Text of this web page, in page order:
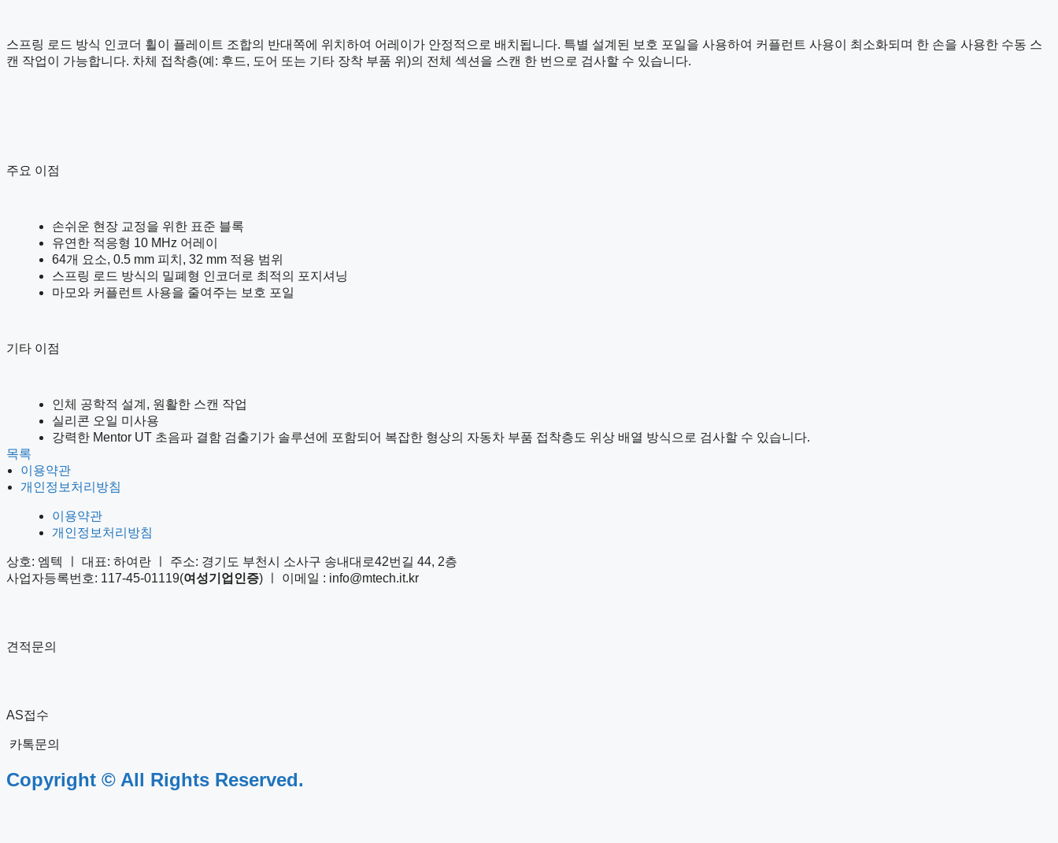
스프링 로드 방식 인코더 휠이 플레이트 조합의 반대쪽에 위치하여 어레이가 안정적으로 배치됩니다. 특별 설계된 보호 포일을 사용하여 커플런트 사용이 최소화되며 한 손을 사용한 수동 스
캔 작업이 가능합니다. 차체 접착층(예: 후드, 도어 또는 기타 장착 부품 위)의 전체 섹션을 스캔 한 번으로 검사할 수 있습니다.
주요 이점
손쉬운 현장 교정을 위한 표준 블록
유연한 적응형 10 MHz 어레이
64개 요소, 0.5 mm 피치, 32 mm 적용 범위
스프링 로드 방식의 밀폐형 인코더로 최적의 포지셔닝
마모와 커플런트 사용을 줄여주는 보호 포일
기타 이점
인체 공학적 설계, 원활한 스캔 작업
실리콘 오일 미사용
강력한 Mentor UT 초음파 결함 검출기가 솔루션에 포함되어 복잡한 형상의 자동차 부품 접착층도 위상 배열 방식으로 검사할 수 있습니다.
목록
이용약관
개인정보처리방침
이용약관
개인정보처리방침
상호: 엠텍 ㅣ 대표: 하여란 ㅣ 주소: 경기도 부천시 소사구 송내대로42번길 44, 2층
사업자등록번호: 117-45-01119(여성기업인증) ㅣ 이메일 : info@mtech.it.kr
견적문의
AS접수
카톡문의
Copyright © All Rights Reserved.